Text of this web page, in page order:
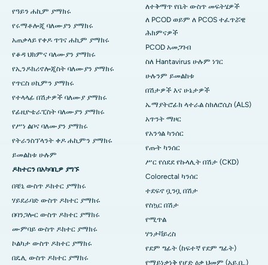
የዓይን ሐኪም ያማክሩ
የሩማቶሎጂ ባለሙያን ያማክሩ
አጠቃላይ የቀዶ ጥገና ሐኪም ያማክሩ
የቆዳ ህክምና ባለሙያን ያማክሩ
የኢንዶክሪኖሎጂስት ባለሙያን ያማክሩ
የጥርስ ሀኪምን ያማክሩ
የተላላፊ በሽታዎች ባለሙያ ያማክሩ
የፊዚዮቴራፒስት ባለሙያን ያማክሩ
የሥነ ልቦና ባለሙያን ያማክሩ
የትራንስፕላንት ቀዶ ሐኪምን ያማክሩ
ይመልከቱ ሁሉም
ዶክተርን በአካባቢዎ ያግኙ
በቼኒ ውስጥ ዶክተር ያማክሩ
ሃይደራባድ ውስጥ ዶክተር ያማክሩ
በባንጋሎር ውስጥ ዶክተር ያማክሩ
ሙምባይ ውስጥ ዶክተር ያማክሩ
ኮልካታ ውስጥ ዶክተር ያማክሩ
በዴሊ ውስጥ ዶክተር ያማክሩ
ለተቅማጥ የቤት ውስጥ መፍትሄዎች
ለ PCOD ወይም ለ PCOS ተፈጥሯዊ
ሕክምናዎች
PCOD አመጋገብ
ስለ Hantavirus ሁሉም ነገር
ሁሉንም ይመልከቱ
በሽታዎች እና ሁኔታዎች
ኤማያትሮፊክ ላተራል ስክለሮሲስ (ALS)
አጥንት ማዞር
የአንጎል ካንሰር
የጡት ካንሰር
ሥር የሰደደ የኩላሊት በሽታ (CKD)
Colorectal ካንሰር
ተደፍኖ ቧንቧ በሽታ
የስኳር በሽታ
የሚጥል
ሃንታቫይረስ
የደም ግፊት (ከፍተኛ የደም ግፊት)
የማይነቃነቅ የሆድ ዕቃ ህመም (አይ.ቢ.)